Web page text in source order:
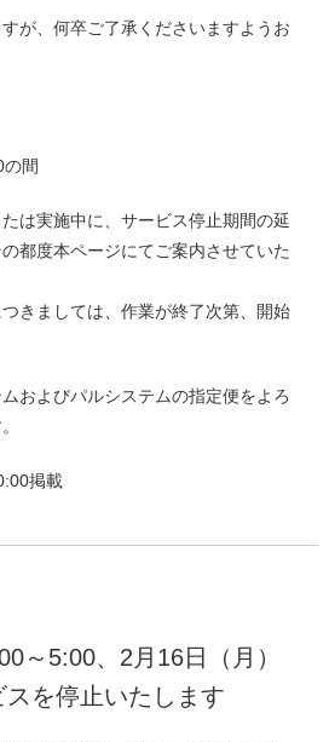
が、何卒ご了承くださいますようお
間
は実施中に、サービス停止期間の延
都度本ページにてご案内させていた
きましては、作業が終了次第、開始
およびパルシステムの指定便をよろ
掲載
～5:00、2月16日（月）
を停止いたします